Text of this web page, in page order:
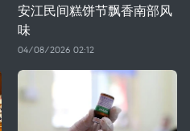
安江民间糕饼节飘香南部风
味
04/08/2026 02:12